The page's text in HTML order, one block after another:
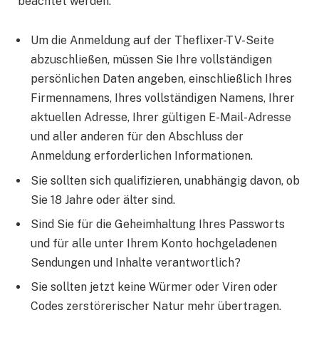
Um die Anmeldung auf der Theflixer-TV-Seite
abzuschließen, müssen Sie Ihre vollständigen
persönlichen Daten angeben, einschließlich Ihres
Firmennamens, Ihres vollständigen Namens, Ihrer
aktuellen Adresse, Ihrer gültigen E-Mail-Adresse
und aller anderen für den Abschluss der
Anmeldung erforderlichen Informationen.
Sie sollten sich qualifizieren, unabhängig davon, ob
Sie 18 Jahre oder älter sind.
Sind Sie für die Geheimhaltung Ihres Passworts
und für alle unter Ihrem Konto hochgeladenen
Sendungen und Inhalte verantwortlich?
Sie sollten jetzt keine Würmer oder Viren oder
Codes zerstörerischer Natur mehr übertragen.